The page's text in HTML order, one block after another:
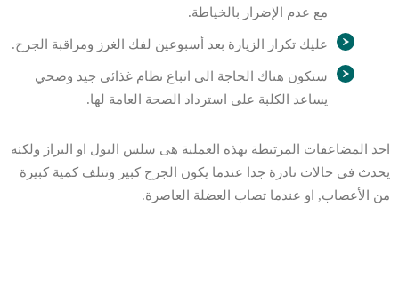
مع عدم الإضرار بالخياطة.
عليك تكرار الزيارة بعد أسبوعين لفك الغرز ومراقبة الجرح.
ستكون هناك الحاجة الى اتباع نظام غذائى جيد وصحي
يساعد الكلبة على استرداد الصحة العامة لها.
احد المضاعفات المرتبطة بهذه العملية هى سلس البول او البراز ولكنه
يحدث فى حالات نادرة جدا عندما يكون الجرح كبير وتتلف كمية كبيرة
من الأعصاب, او عندما تصاب العضلة العاصرة.